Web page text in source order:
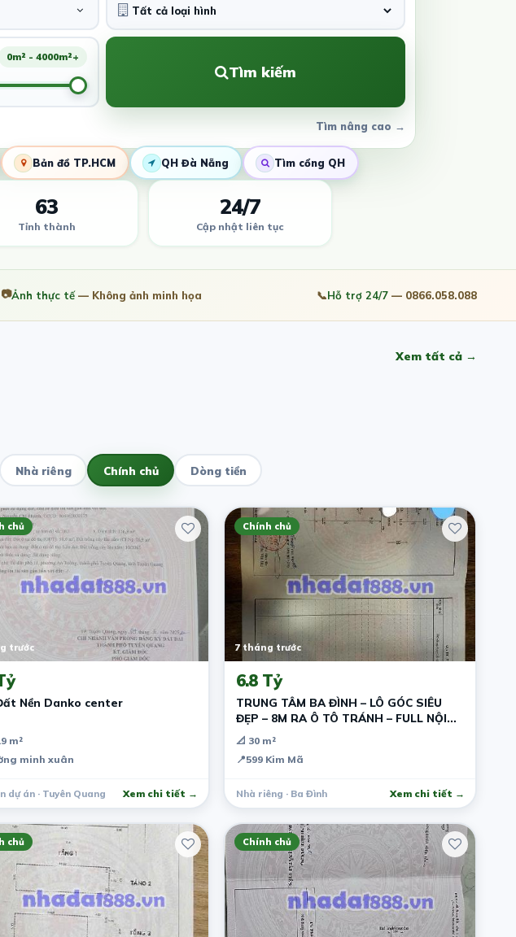
0m² - 4000m²+
Tìm kiếm
Tìm nâng cao →
Bản đồ TP.HCM QH Đà Nẵng Tìm cổng QH
63
Tỉnh thành
24/7
Cập nhật liên tục
📷Ảnh thực tế— Không ảnh minh họa 📞Hỗ trợ 24/7 — 0866.058.088
Xem tất cả →
Nhà riêng Chính chủ Dòng tiền
chủ
trước
Nền Danko center
m²
minh xuân
dự án · Tuyên Quang Xem chi tiết →
Chính chủ
7 tháng trước
6.8 Tỷ
TRUNG TÂM BA ĐÌNH – LÔ GÓC SIÊU
ĐẸP – 8M RA Ô TÔ TRÁNH – FULL NỘI
THẤT – Ở LUÔN
📐 30 m²
📍599 Kim Mã
Nhà riêng · Ba Đình Xem chi tiết →
chủ Chính chủ